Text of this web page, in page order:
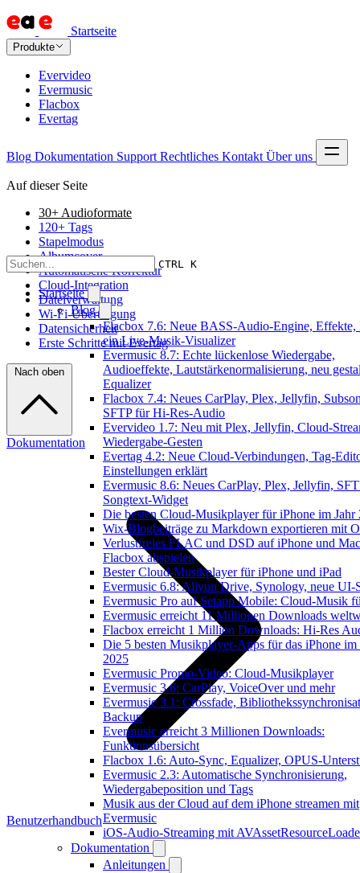
Startseite
Produkte
Evervideo
Evermusic
Flacbox
Evertag
Blog Dokumentation Support Rechtliches Kontakt Über uns
CTRL K
Startseite
Blog
Flacbox 7.6: Neue BASS-Audio-Engine, Effekte,
ein Live-Musik-Visualizer
Evermusic 8.7: Echte lückenlose Wiedergabe,
Audioeffekte, Lautstärkenormalisierung, neu
Equalizer
Flacbox 7.4: Neues CarPlay, Plex, Jellyfin,
SFTP für Hi-Res-Audio
Evervideo 1.7: Neu mit Plex, Jellyfin, Cloud-
Wiedergabe-Gesten
Evertag 4.2: Neue Cloud-Verbindungen, Tag-
Einstellungen erklärt
Evermusic 8.6: Neues CarPlay, Plex, Jellyfin,
Songtext-Widget
Die besten Cloud-Musikplayer für iPhone im Jahr
Wix-Blogbeiträge zu Markdown exportieren mit
Verlustfreies FLAC und DSD auf iPhone und
Flacbox abspielen
Bester Cloud-Musikplayer für iPhone und iPad
Evermusic 6.8: Aliyun Drive, Synology, neue UI-
Evermusic Pro auf Setapp Mobile: Cloud-Musik
Evermusic erreicht 11 Millionen Downloads
Flacbox erreicht 1 Million Downloads: Hi-Res
Die 5 besten Musikplayer-Apps für das iPhone im
2025
Evermusic Promo-Video: Cloud-Musikplayer
Evermusic 3.6: CarPlay, VoiceOver und mehr
Evermusic 3.1: Crossfade,
Backup
Evermusic erreicht 3 Millionen Downloads:
Funktionsübersicht
Flacbox 1.6: Auto-Sync, Equalizer, OPUS-
Evermusic 2.3: Automatische Synchronisierung,
Wiedergabeposition und Tags
Musik aus der Cloud auf dem iPhone streamen mit
Evermusic
iOS-Audio-Streaming mit
Dokumentation
Anleitungen
Auf dieser Seite
30+ Audioformate
120+ Tags
Stapelmodus
Albumcover
Automatische Korrektur
Cloud-Integration
Dateiverwaltung
Wi-Fi-Übertragung
Datensicherheit
Erste Schritte mit Evertag
Nach oben
Dokumentation
Benutzerhandbuch